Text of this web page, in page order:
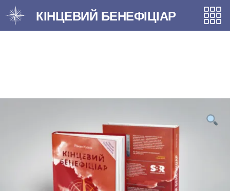
Перейти
до
КІНЦЕВИЙ БЕНЕФІЦІАР